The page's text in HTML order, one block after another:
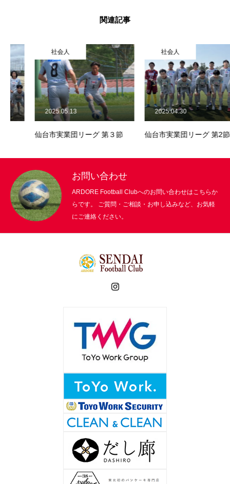
関連記事
仙台市実業団リーグ 第３節
2025.05.13
仙台市実業団リーグ 第2節
2025.04.30
お問い合わせ
ARDORE Football Clubへのお問い合わせはこちらか
らです。 ご質問・ご相談・お申し込みなど、お気軽
にご連絡ください。